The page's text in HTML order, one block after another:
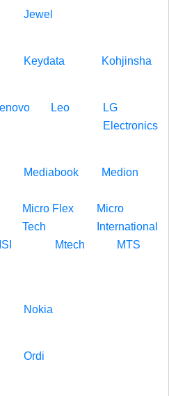
Jewel
Keydata Kohjinsha
Leo
LG
Electronics
Mediabook Medion
Micro Flex
Tech
Micro
International
Mtech MTS
Nokia
Ordi